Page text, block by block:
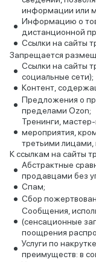
информации или
Информацию о
дистанционной
Ссылки на сайты
Запрещается
Ссылки на сайты
социальные сети);
Контент,
Предложения о
пределами Ozon;
Тренинги,
мероприятия,
третьими лицами,
К ссылкам на сайты
Абстрактные
продавцами без
Спам;
Сбор
Сообщения,
(сенсационные
поощрения
Услуги по
преимуществ: в